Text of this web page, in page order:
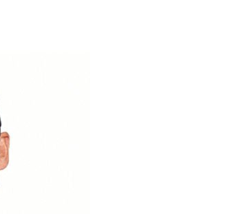
at skabe jeres eget præg på et bemærkelsesværdigt hyggelig
summende liv.